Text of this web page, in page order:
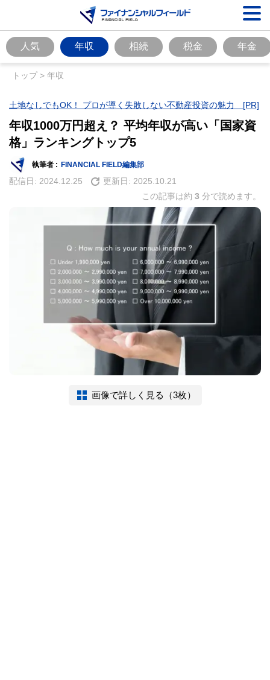
人気 年収 相続 税金 年金
トップ> 年収
土地なしでもOK！ プロが導く失敗しない不動産投資の魅力 [PR]
年収1000万円超え？ 平均年収が高い「国家資
格」ランキングトップ5
執筆者 : FINANCIAL FIELD編集部
配信日: 2024.12.25 更新日: 2025.10.21
この記事は約 3 分で読めます。
画像で詳しく見る（3枚）